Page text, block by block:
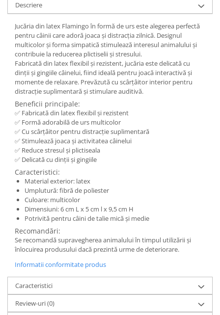
Descriere
Jucăria din latex Flamingo în formă de urs este alegerea perfectă
pentru câinii care adoră joaca și distracția zilnică. Designul
multicolor și forma simpatică stimulează interesul animalului și
contribuie la reducerea plictiselii și stresului.
Fabricată din latex flexibil și rezistent, jucăria este delicată cu
dinții și gingiile câinelui, fiind ideală pentru joacă interactivă și
momente de relaxare. Prevăzută cu scârțâitor interior pentru
distracție suplimentară și stimulare auditivă.
Beneficii principale:
✅ Fabricată din latex flexibil și rezistent
✅ Formă adorabilă de urs multicolor
✅ Cu scârțâitor pentru distracție suplimentară
✅ Stimulează joaca și activitatea câinelui
✅ Reduce stresul și plictiseala
✅ Delicată cu dinții și gingiile
Caracteristici:
Material exterior: latex
Umplutură: fibră de poliester
Culoare: multicolor
Dimensiuni: 6 cm L x 5 cm l x 9,5 cm H
Potrivită pentru câini de talie mică și medie
Recomandări:
Se recomandă supravegherea animalului în timpul utilizării și
înlocuirea produsului dacă prezintă urme de deteriorare.
Informatii conformitate produs
Caracteristici
Review-uri(0)